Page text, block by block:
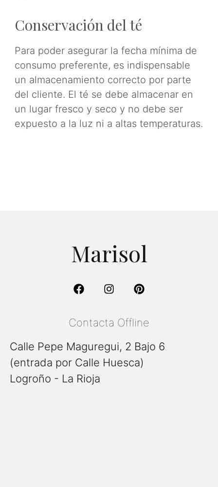
Conservación del té
Para poder asegurar la fecha mínima de
consumo preferente, es indispensable
un almacenamiento correcto por parte
del cliente. El té se debe almacenar en
un lugar fresco y seco y no debe ser
expuesto a la luz ni a altas temperaturas.
Marisol
Contacta Offline
Calle Pepe Maguregui, 2 Bajo 6
(entrada por Calle Huesca)
Logroño - La Rioja